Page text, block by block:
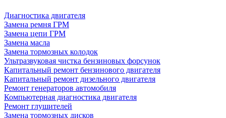
Диагностика двигателя
Замена ремня ГРМ
Замена цепи ГРМ
Замена масла
Замена тормозных колодок
Ультразвуковая чистка бензиновых форсунок
Капитальный ремонт бензинового двигателя
Капитальный ремонт дизельного двигателя
Ремонт генераторов автомобиля
Компьютерная диагностика двигателя
Ремонт глушителей
Замена тормозных дисков